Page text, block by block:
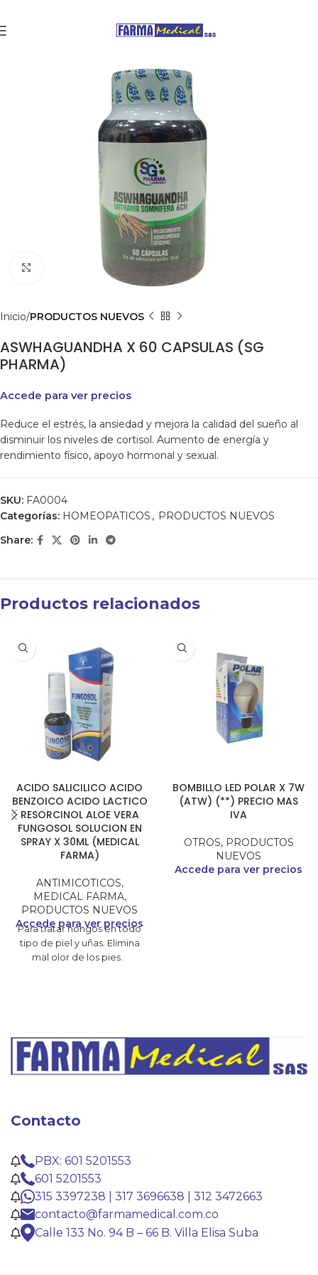
Clic para agrandar
Inicio PRODUCTOS NUEVOS
ASWHAGUANDHA X 60 CAPSULAS (SG
PHARMA)
Accede para ver precios
Reduce el estrés, la ansiedad y mejora la calidad del sueño al
disminuir los niveles de cortisol. Aumento de energía y
rendimiento físico, apoyo hormonal y sexual.
SKU: FA0004
Categorías: HOMEOPATICOS , PRODUCTOS NUEVOS
Share:
Productos relacionados
ACIDO SALICILICO ACIDO
BENZOICO ACIDO LACTICO
RESORCINOL ALOE VERA
FUNGOSOL SOLUCION EN
SPRAY X 30ML (MEDICAL
FARMA)
ANTIMICOTICOS,
MEDICAL FARMA,
PRODUCTOS NUEVOS
Accede para ver precios
Para tratar hongos en todo
tipo de piel y uñas. Elimina
mal olor de los pies.
BOMBILLO LED POLAR X 7W
(ATW) (**) PRECIO MAS
IVA
OTROS, PRODUCTOS
NUEVOS
Accede para ver precios
Contacto
PBX: 601 5201553
601 5201553
315 3397238 | 317 3696638 | 312 3472663
contacto@farmamedical.com.co
Calle 133 No. 94 B – 66 B. Villa Elisa Suba